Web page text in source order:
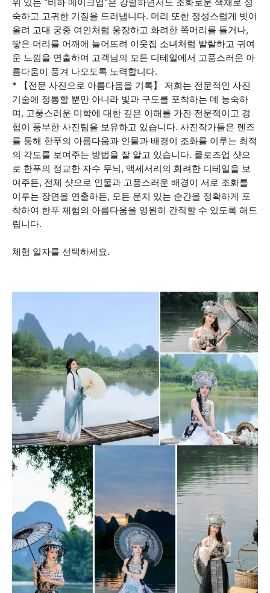
숙하고 고귀한 기질을 드러냅니다. 머리 또한 정성스럽게 빗어
올려 고대 궁중 여인처럼 웅장하고 화려한 쪽머리를 틀거나,
땋은 머리를 어깨에 늘어뜨려 이웃집 소녀처럼 발랄하고 귀여
운 느낌을 연출하여 고객님의 모든 디테일에서 고풍스러운 아
름다움이 풍겨 나오도록 노력합니다.
* 【전문 사진으로 아름다움을 기록】 저희는 전문적인 사진
기술에 정통할 뿐만 아니라 빛과 구도를 포착하는 데 능숙하
며, 고풍스러운 미학에 대한 깊은 이해를 가진 전문적이고 경
험이 풍부한 사진팀을 보유하고 있습니다. 사진작가들은 렌즈
를 통해 한푸의 아름다움과 인물과 배경이 조화를 이루는 최적
의 각도를 보여주는 방법을 잘 알고 있습니다. 클로즈업 샷으
로 한푸의 정교한 자수 무늬, 액세서리의 화려한 디테일을 보
여주든, 전체 샷으로 인물과 고풍스러운 배경이 서로 조화를
이루는 장면을 연출하든, 모든 운치 있는 순간을 정확하게 포
착하여 한푸 체험의 아름다움을 영원히 간직할 수 있도록 해드
립니다.
체험 일자를 선택하세요.